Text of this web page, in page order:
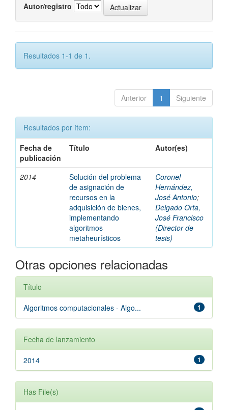
Autor/registro
Resultados 1-1 de 1.
Anterior 1 Siguiente
Resultados por ítem:
Fecha de
publicación
Título Autor(es)
2014
Solución del problema
de asignación de
recursos en la
adquisición de bienes,
implementando
algoritmos
metaheurísticos
Coronel
Hernández,
José Antonio;
Delgado Orta,
José Francisco
(Director de
tesis)
Otras opciones relacionadas
Título
1
Algoritmos computacionales - Algo...
Fecha de lanzamiento
1
2014
Has File(s)